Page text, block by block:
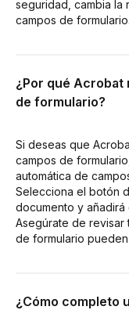
seguridad, cambia la
campos de formulario.
¿Por qué Acrobat
de formulario?
Si deseas que
campos de
automática de
Selecciona el botón
documento y añadirá
Asegúrate de revisar
de formulario
¿Cómo completo